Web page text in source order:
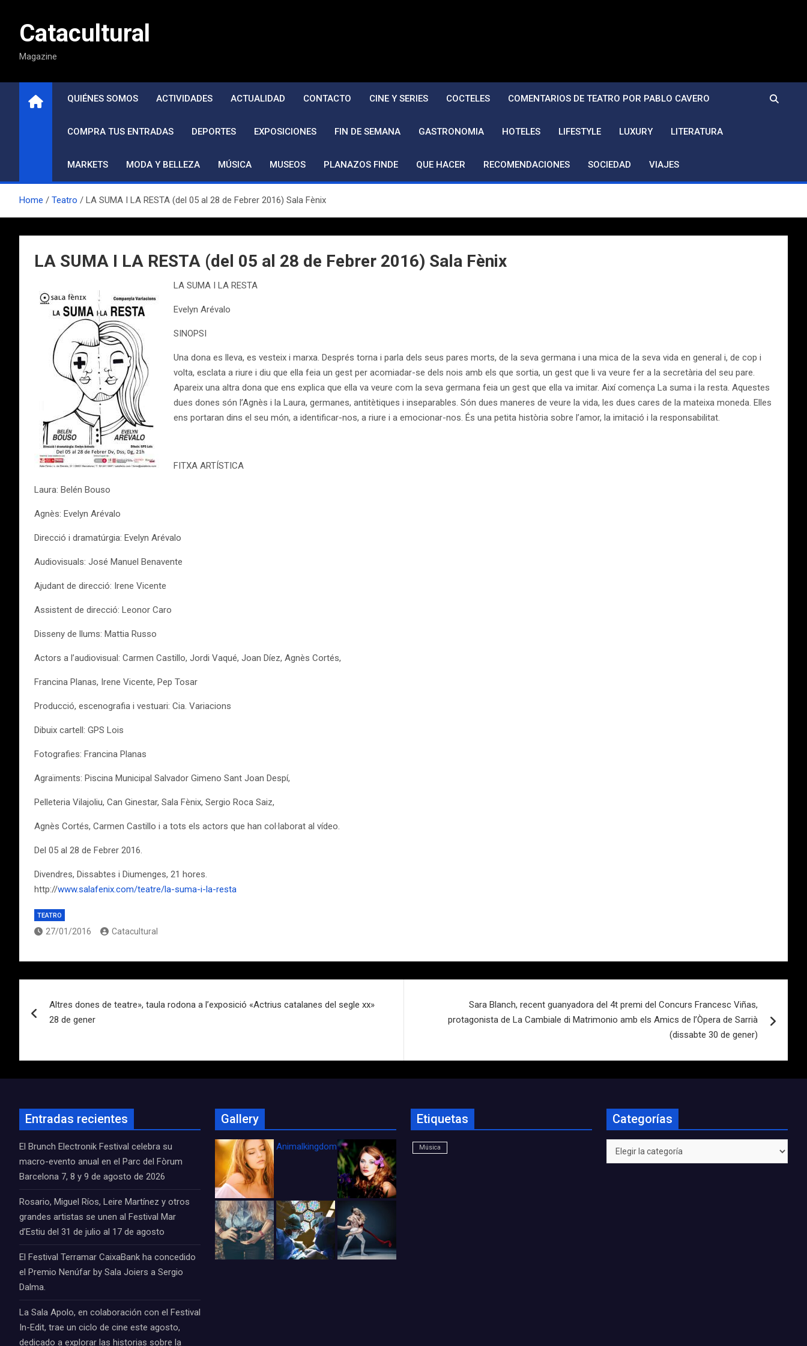
contenidoCatacultural
Magazine
QUIÉNES SOMOS ACTIVIDADES ACTUALIDAD CONTACTO CINE Y SERIES COCTELES COMENTARIOS DE TEATRO POR PABLO CAVERO
COMPRA TUS ENTRADAS DEPORTES EXPOSICIONES FIN DE SEMANA GASTRONOMIA HOTELES LIFESTYLE LUXURY LITERATURA
MARKETS MODA Y BELLEZA MÚSICA MUSEOS PLANAZOS FINDE QUE HACER RECOMENDACIONES SOCIEDAD VIAJES
Home Teatro LA SUMA I LA RESTA (del 05 al 28 de Febrer 2016) Sala Fènix
LA SUMA I LA RESTA (del 05 al 28 de Febrer 2016) Sala Fènix
LA SUMA I LA RESTA
​Evelyn Arévalo
SINOPSI
Una dona es lleva, es vesteix i marxa. Després torna i parla dels seus pares morts, de la seva germana i una mica de la seva vida en general i, de cop i
volta, esclata a riure i diu que ella feia un gest per acomiadar-se dels nois amb els que sortia, un gest que li va veure fer a la secretària del seu pare.
Apareix una altra dona que ens explica que ella va veure com la seva germana feia un gest que ella va imitar. Així comença La suma i la resta. Aquestes
dues dones són l’Agnès i la Laura, germanes, antitètiques i inseparables. Són dues maneres de veure la vida, les dues cares de la mateixa moneda. Elles
ens portaran dins el seu món, a identificar-nos, a riure i a emocionar-nos. És una petita història sobre l’amor, la imitació i la responsabilitat.
FITXA ARTÍSTICA
Laura: Belén Bouso
Agnès: Evelyn Arévalo
Direcció i dramatúrgia: Evelyn Arévalo
Audiovisuals: José Manuel Benavente
Ajudant de direcció: Irene Vicente
Assistent de direcció: Leonor Caro
Disseny de llums: Mattia Russo
Actors a l’audiovisual: Carmen Castillo, Jordi Vaqué, Joan Díez, Agnès Cortés,
Francina Planas, Irene Vicente, Pep Tosar
Producció, escenografia i vestuari: Cia. Variacions
Dibuix cartell: GPS Lois
Fotografies: Francina Planas
Agraïments: Piscina Municipal Salvador Gimeno Sant Joan Despí,
Pelleteria Vilajoliu, Can Ginestar, Sala Fènix, Sergio Roca Saiz,
Agnès Cortés, Carmen Castillo i a tots els actors que han col·laborat al vídeo.
Del 05 al 28 de Febrer 2016.
Divendres, Dissabtes i Diumenges, 21 hores.
http://www.salafenix.com/teatre/la-suma-i-la-resta
TEATRO
27/01/2016 Catacultural
de
Altres dones de teatre», taula rodona a l’exposició «Actrius catalanes del segle xx»
28 de gener
Sara Blanch, recent guanyadora del 4t premi del Concurs Francesc Viñas,
protagonista de La Cambiale di Matrimonio amb els Amics de l’Òpera de Sarrià
(dissabte 30 de gener)
Entradas recientes
El Brunch Electronik Festival celebra su
macro-evento anual en el Parc del Fòrum
Barcelona 7, 8 y 9 de agosto de 2026
Rosario, Miguel Ríos, Leire Martínez y otros
grandes artistas se unen al Festival Mar
d’Estiu del 31 de julio al 17 de agosto
El Festival Terramar CaixaBank ha concedido
el Premio Nenúfar by Sala Joiers a Sergio
Dalma.
La Sala Apolo, en colaboración con el Festival
In-Edit, trae un ciclo de cine este agosto,
dedicado a explorar las historias sobre la
Gallery
Animalkingdom_FichaCine
Etiquetas
Música
Categorías
Categorías